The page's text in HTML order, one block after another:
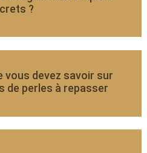
?
vous devez savoir sur
de perles à repasser